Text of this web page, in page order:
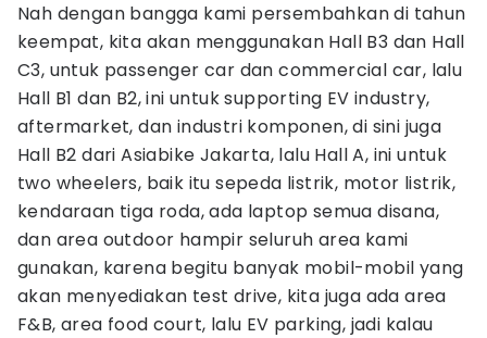
Nah dengan bangga kami persembahkan di tahun
keempat, kita akan menggunakan Hall B3 dan Hall
C3, untuk passenger car dan commercial car, lalu
Hall B1 dan B2, ini untuk supporting EV industry,
aftermarket, dan industri komponen, di sini juga
Hall B2 dari Asiabike Jakarta, lalu Hall A, ini untuk
two wheelers, baik itu sepeda listrik, motor listrik,
kendaraan tiga roda, ada laptop semua disana,
dan area outdoor hampir seluruh area kami
gunakan, karena begitu banyak mobil-mobil yang
akan menyediakan test drive, kita juga ada area
F&B, area food court, lalu EV parking, jadi kalau